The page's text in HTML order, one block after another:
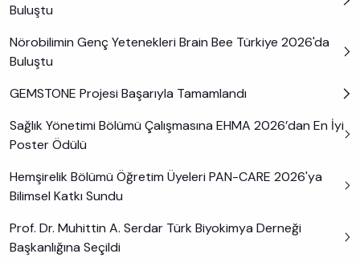
Buluştu
Nörobilimin Genç Yetenekleri Brain Bee Türkiye 2026'da
Buluştu
GEMSTONE Projesi Başarıyla Tamamlandı
Sağlık Yönetimi Bölümü Çalışmasına EHMA 2026’dan En İyi
Poster Ödülü
Hemşirelik Bölümü Öğretim Üyeleri PAN-CARE 2026'ya
Bilimsel Katkı Sundu
Prof. Dr. Muhittin A. Serdar Türk Biyokimya Derneği
Başkanlığına Seçildi